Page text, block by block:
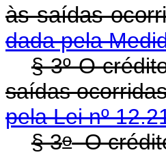
às saídas
dada pela
§ 3º O
saídas
pela Lei nº
§ 3oO